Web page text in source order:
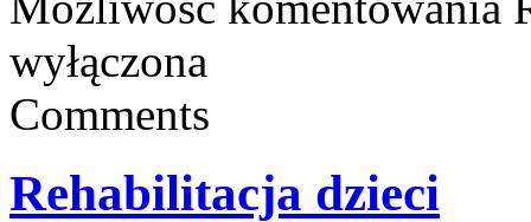
wyłączona
Comments
Rehabilitacja dzieci